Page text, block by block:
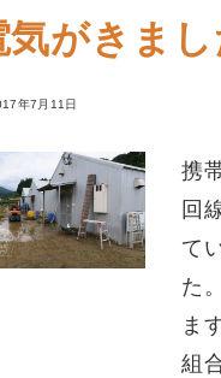
気がきまし
年7月11日
携
回
て
た
ま
組